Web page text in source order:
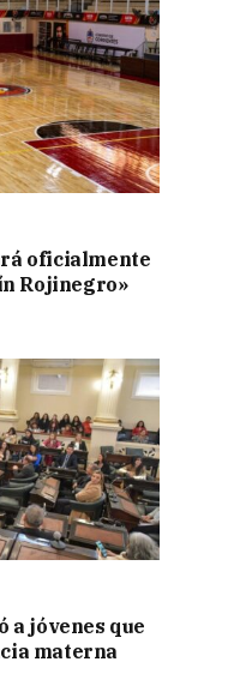
oficialmente
Rojinegro»
a jóvenes que
materna